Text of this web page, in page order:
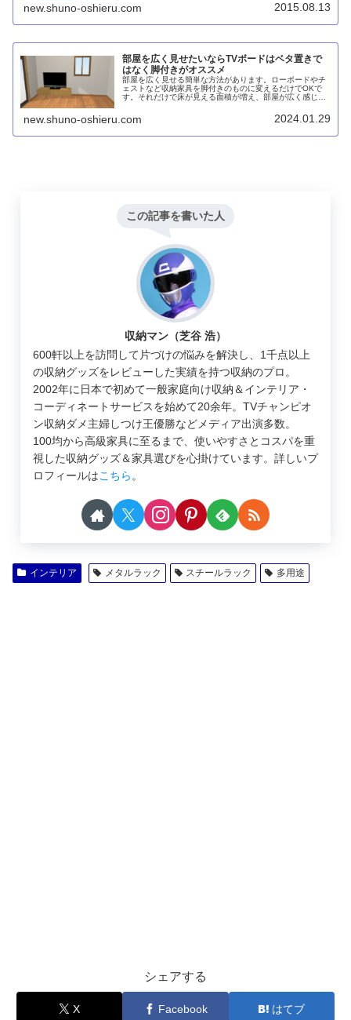
new.shuno-oshieru.com 2015.08.13
部屋を広く見せたいならTVボードはベタ置きで
はなく脚付きがオススメ
部屋を広く見せる簡単な方法があります。ローボードやチ
ェストなど収納家具を脚付きのものに変えるだけでOKで
す。それだけで床が見える面積が増え、部屋が広く感じら
new.shuno-oshieru.com 2024.01.29
この記事を書いた人
収納マン（芝谷 浩）
600軒以上を訪問して片づけの悩みを解決し、1千点以上
の収納グッズをレビューした実績を持つ収納のプロ。
2002年に日本で初めて一般家庭向け収納＆インテリア・
コーディネートサービスを始めて20余年。TVチャンピオ
ン収納ダメ主婦しつけ王優勝などメディア出演多数。
100均から高級家具に至るまで、使いやすさとコスパを重
視した収納グッズ＆家具選びを心掛けています。詳しいプ
ロフィールはこちら 。
インテリア メタルラック スチールラック 多用途
シェアする
X Facebook はてブ